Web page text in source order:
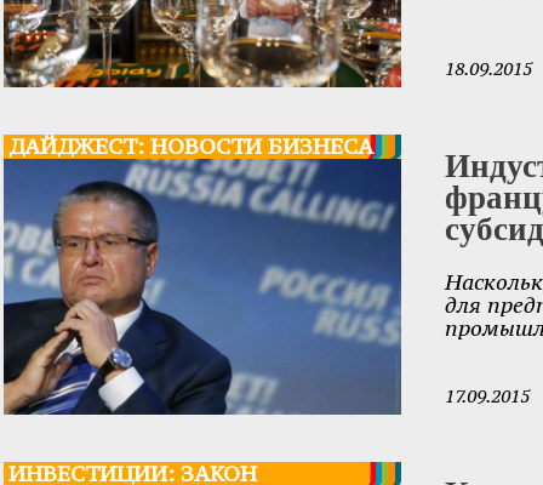
18.09.2015
ДАЙДЖЕСТ: НОВОСТИ БИЗНЕСА
для
17.09.2015
ИНВЕСТИЦИИ: ЗАКОН